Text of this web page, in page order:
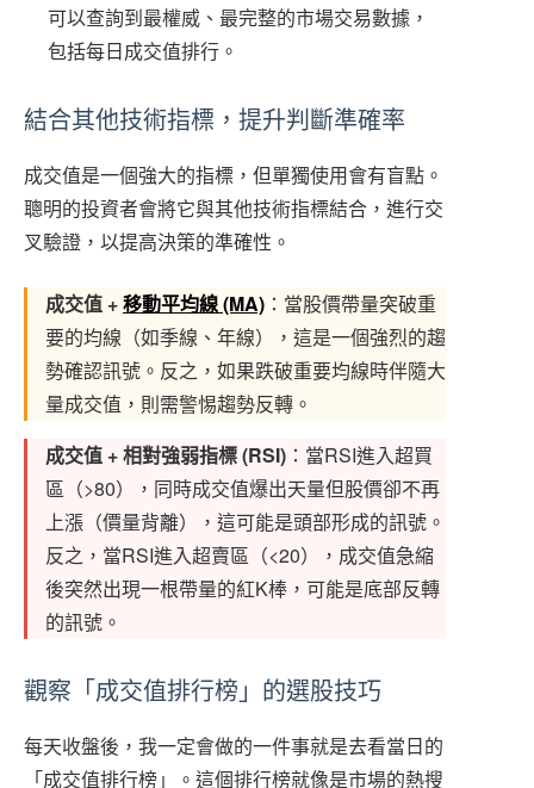
可以查詢到最權威、最完整的市場交易數據，
包括每日成交值排行。
結合其他技術指標，提升判斷準確率
成交值是一個強大的指標，但單獨使用會有盲點。
聰明的投資者會將它與其他技術指標結合，進行交
叉驗證，以提高決策的準確性。
成交值 +移動平均線 (MA) ：當股價帶量突破重
要的均線（如季線、年線），這是一個強烈的趨
勢確認訊號。反之，如果跌破重要均線時伴隨大
量成交值，則需警惕趨勢反轉。
成交值 + 相對強弱指標 (RSI) ：當RSI進入超買
區（>80），同時成交值爆出天量但股價卻不再
上漲（價量背離），這可能是頭部形成的訊號。
反之，當RSI進入超賣區（<20），成交值急縮
後突然出現一根帶量的紅K棒，可能是底部反轉
的訊號。
觀察「成交值排行榜」的選股技巧
每天收盤後，我一定會做的一件事就是去看當日的
「成交值排行榜」。這個排行榜就像是市場的熱搜